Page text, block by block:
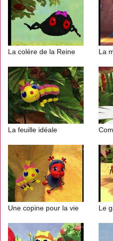
La colère de la Reine La
La feuille idéale
Une copine pour la vie Le